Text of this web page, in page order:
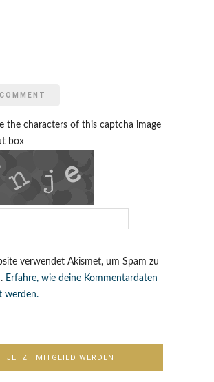
the characters of this captcha image
box
verwendet Akismet, um Spam zu
Erfahre, wie deine Kommentardaten
werden.
JETZT MITGLIED WERDEN